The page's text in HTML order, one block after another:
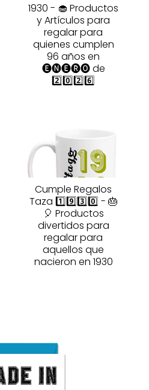
1930 - 🧁 Productos
y Artículos para
regalar para
quienes cumplen
96 años en
🅔🅝🅔🅡🅞 de
2️⃣0️⃣2️⃣6️⃣
Cumple Regalos
Taza 1️⃣9️⃣3️⃣0️⃣ - 🎂
🎈 Productos
divertidos para
regalar para
aquellos que
nacieron en 1930